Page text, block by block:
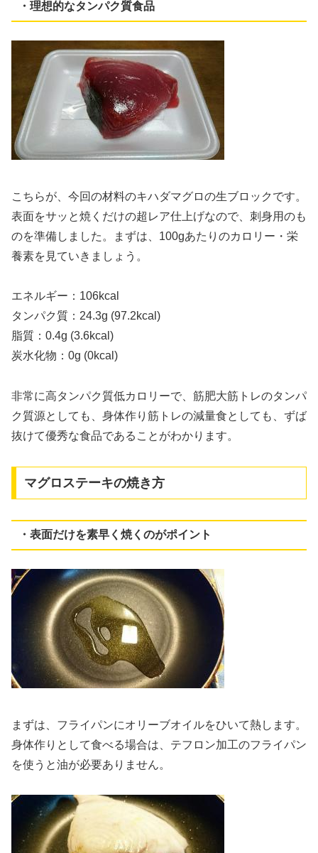
・理想的なタンパク質食品
こちらが、今回の材料のキハダマグロの生ブロックです。
表面をサッと焼くだけの超レア仕上げなので、刺身用のも
のを準備しました。まずは、100gあたりのカロリー・栄
養素を見ていきましょう。
エネルギー：106kcal
タンパク質：24.3g (97.2kcal)
脂質：0.4g (3.6kcal)
炭水化物：0g (0kcal)
非常に高タンパク質低カロリーで、筋肥大筋トレのタンパ
ク質源としても、身体作り筋トレの減量食としても、ずば
抜けて優秀な食品であることがわかります。
マグロステーキの焼き方
・表面だけを素早く焼くのがポイント
まずは、フライパンにオリーブオイルをひいて熱します。
身体作りとして食べる場合は、テフロン加工のフライパン
を使うと油が必要ありません。